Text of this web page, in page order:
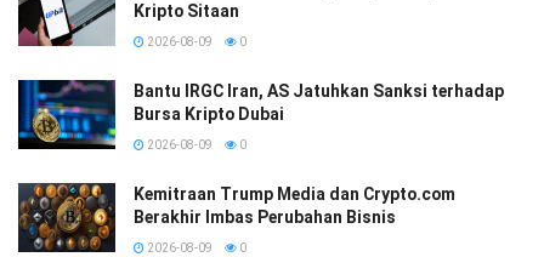
Kripto Sitaan
2026-08-09 0
Bantu IRGC Iran, AS Jatuhkan Sanksi terhadap
Bursa Kripto Dubai
2026-08-09 0
Kemitraan Trump Media dan Crypto.com
Berakhir Imbas Perubahan Bisnis
2026-08-09 0